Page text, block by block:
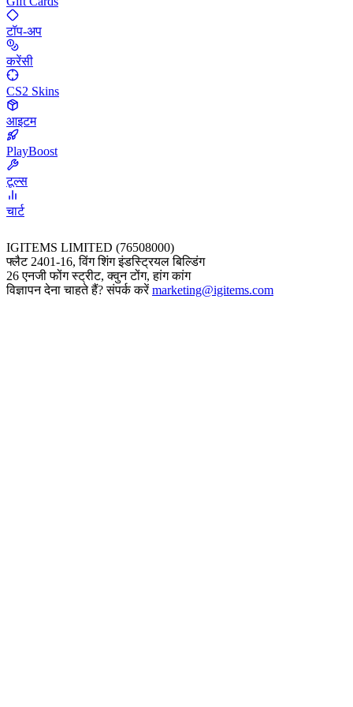
टॉप-अप
करेंसी
CS2 Skins
आइटम
PlayBoost
टूल्स
चार्ट
IGITEMS LIMITED (76508000)
फ्लैट 2401-16, विंग शिंग इंडस्ट्रियल बिल्डिंग
26 एनजी फोंग स्ट्रीट, क्वुन टोंग, हांग कांग
विज्ञापन देना चाहते हैं? संपर्क करेंmarketing@igitems.com